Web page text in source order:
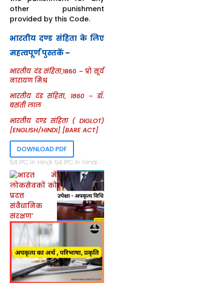
other punishment
provided by this Code.
भारतीय दण्ड संहिता के लिए
महत्वपूर्ण पुस्तकें –
भारतीय दंड संहिता,1860 – प्रो सूर्य
नारायण मिश्र
भारतीय दंड संहिता, 1860 – डॉ.
बसंती लाल
भारतीय दण्ड संहिता ( DIGLOT)
[ENGLISH/HINDI] [BARE ACT]
DOWNLOAD PDF
54 IPC In Hindi 54 IPC In Hindi